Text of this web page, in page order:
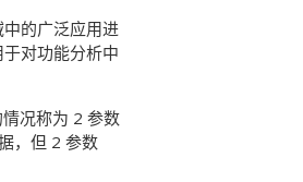
的广泛应用进
对功能分析中
况称为 2 参数
，但 2 参数